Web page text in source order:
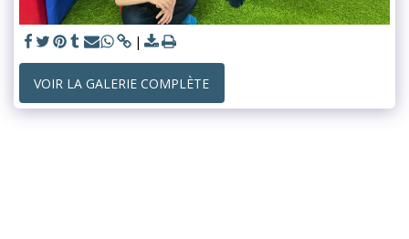
VOIR LA GALERIE COMPLÈTE